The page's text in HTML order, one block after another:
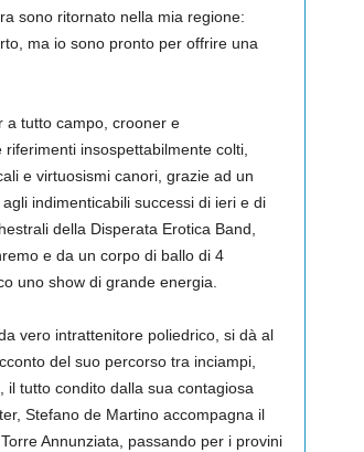
sono ritornato nella mia regione:
ma io sono pronto per offrire una
a tutto campo, crooner e
insospettabilmente colti,
e virtuosismi canori, grazie ad un
indimenticabili successi di ieri e di
della Disperata Erotica Band,
e da un corpo di ballo di 4
uno show di grande energia.
vero intrattenitore poliedrico, si dà al
del suo percorso tra inciampi,
tutto condito dalla sua contagiosa
Stefano de Martino accompagna il
Annunziata, passando per i provini